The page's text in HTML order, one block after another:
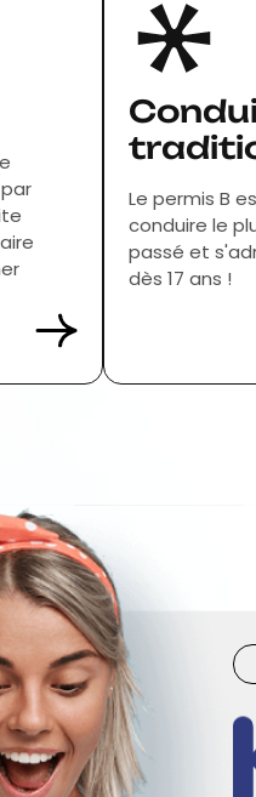
Le permis B
conduire le
passé et
dès 17 ans !